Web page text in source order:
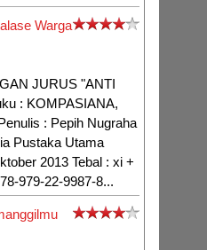
Warga
JURUS "ANTI
: KOMPASIANA,
: Pepih Nugraha
Pustaka Utama
2013 Tebal : xi +
979-22-9987-8...